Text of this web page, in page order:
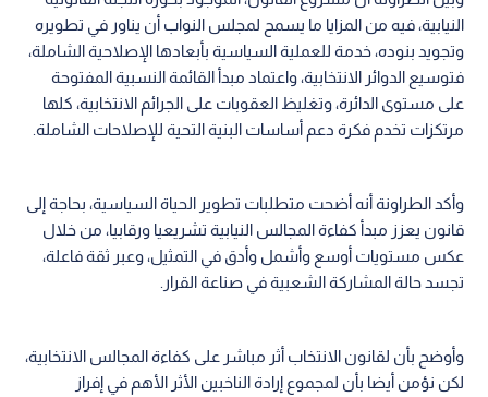
النيابية، فيه من المزايا ما يسمح لمجلس النواب أن يناور في تطويره
وتجويد بنوده، خدمة للعملية السياسية بأبعادها الإصلاحية الشاملة،
فتوسيع الدوائر الانتخابية، واعتماد مبدأ القائمة النسبية المفتوحة
على مستوى الدائرة، وتغليظ العقوبات على الجرائم الانتخابية، كلها
مرتكزات تخدم فكرة دعم أساسات البنية التحية للإصلاحات الشاملة.
وأكد الطراونة أنه أضحت متطلبات تطوير الحياة السياسية، بحاجة إلى
قانون يعزز مبدأ كفاءة المجالس النيابية تشريعيا ورقابيا، من خلال
عكس مستويات أوسع وأشمل وأدق في التمثيل، وعبر ثقة فاعلة،
تجسد حالة المشاركة الشعبية في صناعة القرار.
وأوضح بأن لقانون الانتخاب أثر مباشر على كفاءة المجالس الانتخابية،
لكن نؤمن أيضا بأن لمجموع إرادة الناخبين الأثر الأهم في إفراز